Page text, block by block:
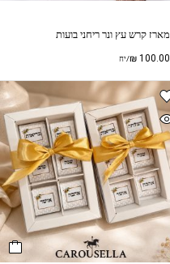
מארז קרש עץ ונר ריחני בועות
₪100.00 /יח